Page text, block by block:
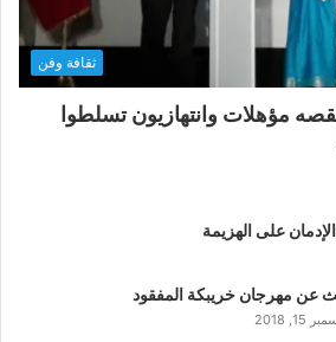
ثقافة وفن
مؤهلات وانتهازيون تسلطوا
عن مهرجان خريبكة المفقود
15, 2018